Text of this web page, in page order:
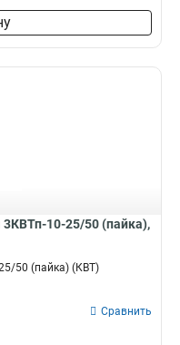
10-25/50 (пайка),
50 (пайка) (КВТ)
Сравнить